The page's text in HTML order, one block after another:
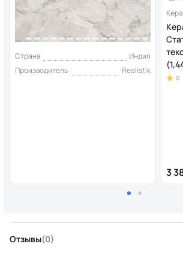
Страна
Индия
Производитель
Realistik
0
3
Отзывы(0)